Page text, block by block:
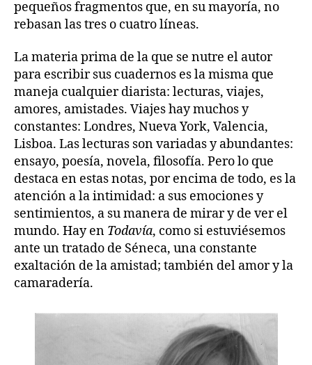
pequeños fragmentos que, en su mayoría, no
rebasan las tres o cuatro líneas.
La materia prima de la que se nutre el autor
para escribir sus cuadernos es la misma que
maneja cualquier diarista: lecturas, viajes,
amores, amistades. Viajes hay muchos y
constantes: Londres, Nueva York, Valencia,
Lisboa. Las lecturas son variadas y abundantes:
ensayo, poesía, novela, filosofía. Pero lo que
destaca en estas notas, por encima de todo, es la
atención a la intimidad: a sus emociones y
sentimientos, a su manera de mirar y de ver el
mundo. Hay en Todavía, como si estuviésemos
ante un tratado de Séneca, una constante
exaltación de la amistad; también del amor y la
camaradería.